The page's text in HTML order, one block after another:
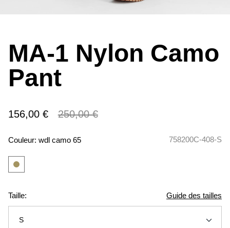
MA-1 Nylon Camo
Pant
156,00 € 250,00 €
Couleur: wdl camo 65 758200C-408-S
Taille: Guide des tailles
S